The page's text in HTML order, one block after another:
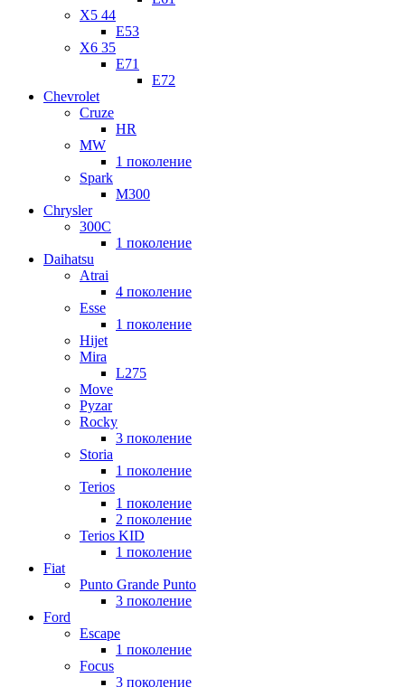
X5 44
E53
X6 35
E71
E72
Chevrolet
Cruze
HR
MW
1 поколение
Spark
M300
Chrysler
300C
1 поколение
Daihatsu
Atrai
4 поколение
Esse
1 поколение
Hijet
Mira
L275
Move
Pyzar
Rocky
3 поколение
Storia
1 поколение
Terios
1 поколение
2 поколение
Terios KID
1 поколение
Fiat
Punto Grande Punto
3 поколение
Ford
Escape
1 поколение
Focus
3 поколение